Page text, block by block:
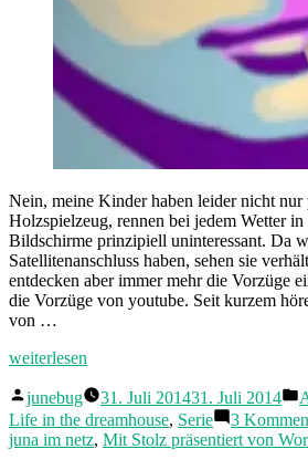
Nein, meine Kinder haben leider nicht nur
Holzspielzeug, rennen bei jedem Wetter
Bildschirme prinzipiell uninteressant. Da
Satellitenanschluss haben, sehen sie
entdecken aber immer mehr die Vorzüge
die Vorzüge von youtube. Seit kurzem
von …
„Barbie
das
Leben
im
weiterlesen
Veröffentlicht
von
junebug 31. Juli 201431. Juli 2014
Life in the dreamhouse, Serie 3
juna im netz, Mit Stolz präsentiert von